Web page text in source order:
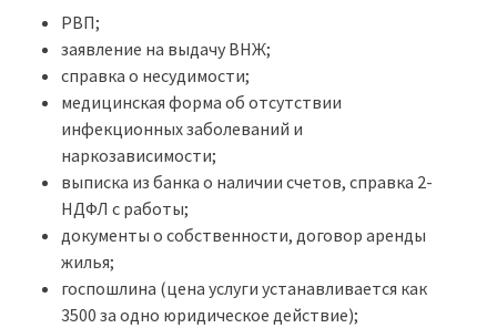
РВП;
заявление на выдачу ВНЖ;
справка о несудимости;
медицинская форма об отсутствии
инфекционных заболеваний и
наркозависимости;
выписка из банка о наличии счетов, справка 2-
НДФЛ с работы;
документы о собственности, договор аренды
жилья;
госпошлина (цена услуги устанавливается как
3500 за одно юридическое действие);